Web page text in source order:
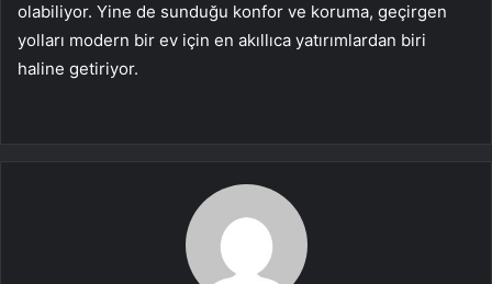
olabiliyor. Yine de sunduğu konfor ve koruma, geçirgen
yolları modern bir ev için en akıllıca yatırımlardan biri
haline getiriyor.